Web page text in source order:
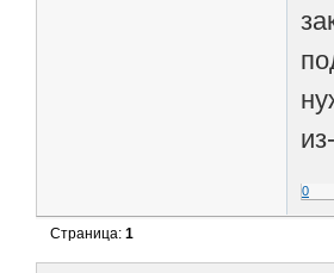
0
Страница:1